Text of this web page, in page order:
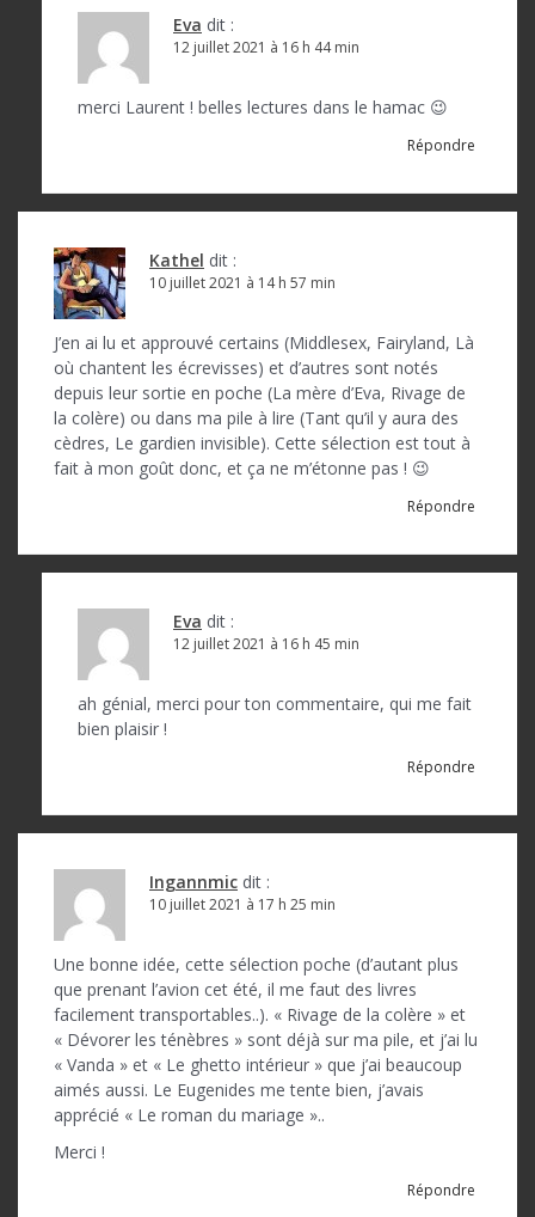
l
Eva dit :
12 juillet 2021 à 16 h 44 min
merci Laurent ! belles lectures dans le hamac 😉
Répondre
Kathel dit :
10 juillet 2021 à 14 h 57 min
J’en ai lu et approuvé certains (Middlesex, Fairyland, Là
où chantent les écrevisses) et d’autres sont notés
depuis leur sortie en poche (La mère d’Eva, Rivage de
la colère) ou dans ma pile à lire (Tant qu’il y aura des
cèdres, Le gardien invisible). Cette sélection est tout à
fait à mon goût donc, et ça ne m’étonne pas ! 😉
Répondre
Eva dit :
12 juillet 2021 à 16 h 45 min
ah génial, merci pour ton commentaire, qui me fait
bien plaisir !
Répondre
Ingannmic dit :
10 juillet 2021 à 17 h 25 min
Une bonne idée, cette sélection poche (d’autant plus
que prenant l’avion cet été, il me faut des livres
facilement transportables..). « Rivage de la colère » et
« Dévorer les ténèbres » sont déjà sur ma pile, et j’ai lu
« Vanda » et « Le ghetto intérieur » que j’ai beaucoup
aimés aussi. Le Eugenides me tente bien, j’avais
apprécié « Le roman du mariage »..
Merci !
Répondre